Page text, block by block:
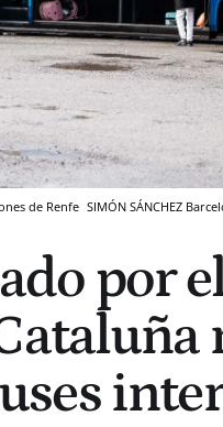
de Renfe SIMÓN SÁNCHEZ
por